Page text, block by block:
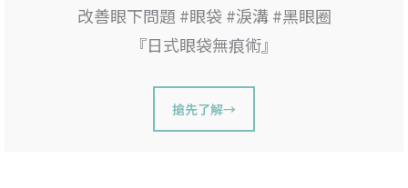
改善眼下問題 #眼袋 #淚溝 #黑眼圈
『日式眼袋無痕術』
搶先了解→